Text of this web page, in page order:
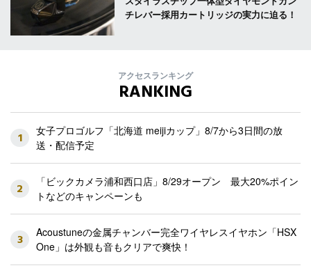
チレバー採用カートリッジの実力に迫る！
アクセスランキング
RANKING
1
女子プロゴルフ「北海道 meijiカップ」8/7から3日間の放
送・配信予定
2
「ビックカメラ浦和西口店」8/29オープン 最大20%ポイン
トなどのキャンペーンも
3
Acoustuneの金属チャンバー完全ワイヤレスイヤホン「HSX
One」は外観も音もクリアで爽快！